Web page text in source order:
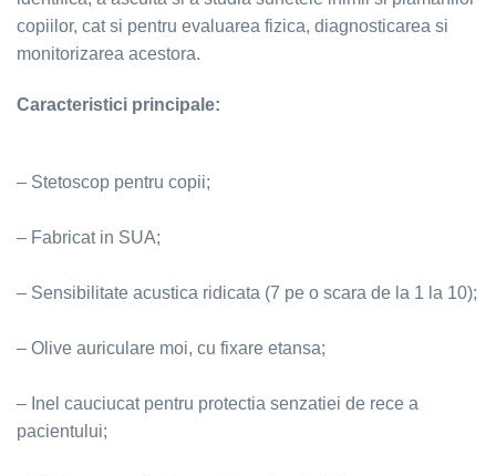
copiilor, cat si pentru evaluarea fizica, diagnosticarea si
monitorizarea acestora.
Caracteristici principale:
– Stetoscop pentru copii;
– Fabricat in SUA;
– Sensibilitate acustica ridicata (7 pe o scara de la 1 la 10);
– Olive auriculare moi, cu fixare etansa;
– Inel cauciucat pentru protectia senzatiei de rece a
pacientului;